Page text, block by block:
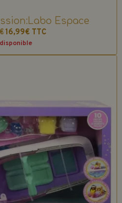
Espace
16,99€ TTC